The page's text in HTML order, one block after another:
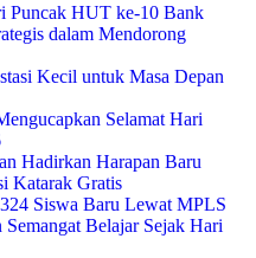
Puncak HUT ke-10 Bank
dalam Mendorong
Kecil untuk Masa Depan
Selamat Hari
Hadirkan Harapan Baru
Katarak Gratis
Siswa Baru Lewat MPLS
Belajar Sejak Hari